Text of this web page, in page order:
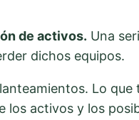
de activos. Una
dichos equipos.
Lo que
activos y los